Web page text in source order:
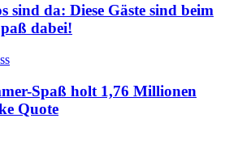
sind da: Diese Gäste sind beim
dabei!
Spaß holt 1,76 Millionen
Quote